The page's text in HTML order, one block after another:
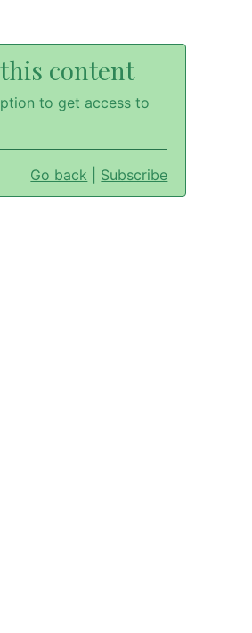
content
to get access to
Go back Subscribe